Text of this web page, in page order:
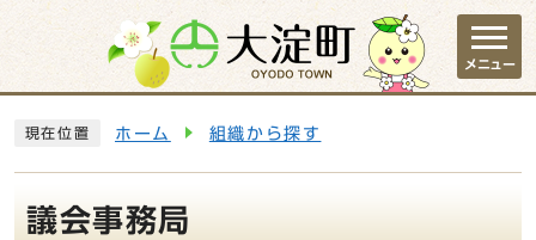
ページの先頭です
メニュー
現在位置 ホーム 組織から探す
議会事務局